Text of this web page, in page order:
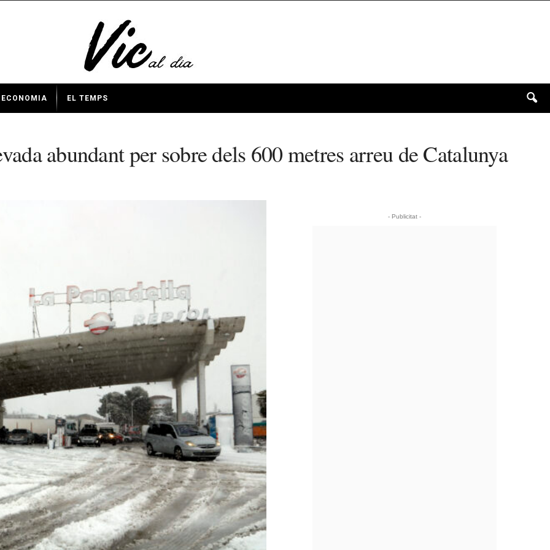
ECONOMIA EL TEMPS
abundant per sobre dels 600 metres arreu de Catalunya
- Publicitat -